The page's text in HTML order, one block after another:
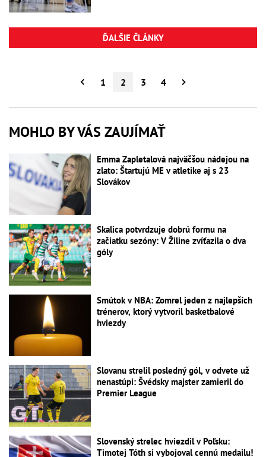
ĎALŠIE ČLÁNKY
1 2 3 4
MOHLO BY VÁS ZAUJÍMAŤ
Emma Zapletalová najväčšou nádejou na
zlato: Štartujú ME v atletike aj s 23
Slovákov
Skalica potvrdzuje dobrú formu na
začiatku sezóny: V Žiline zvíťazila o dva
góly
Smútok v NBA: Zomrel jeden z najlepších
trénerov, ktorý vytvoril basketbalové
hviezdy
Slovanu strelil posledný gól, v odvete už
nenastúpi: Švédsky majster zamieril do
Premier League
Slovenský strelec hviezdil v Poľsku:
Timotej Tóth si vybojoval cennú medailu!